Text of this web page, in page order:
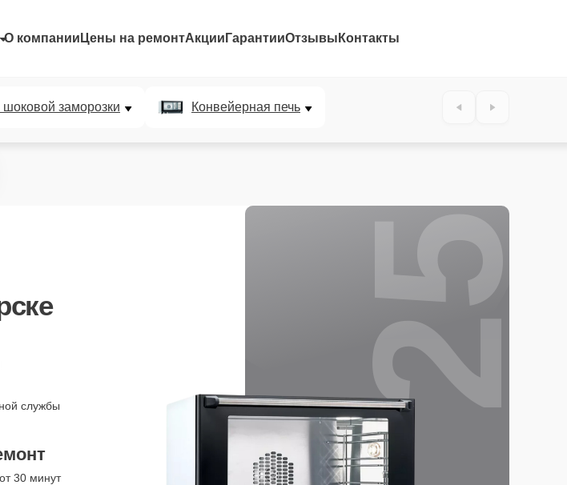
О компании Цены на ремонтАкции ГарантииОтзывы Контакты
заморозки Конвейерная печь
службы
30 минут
25%